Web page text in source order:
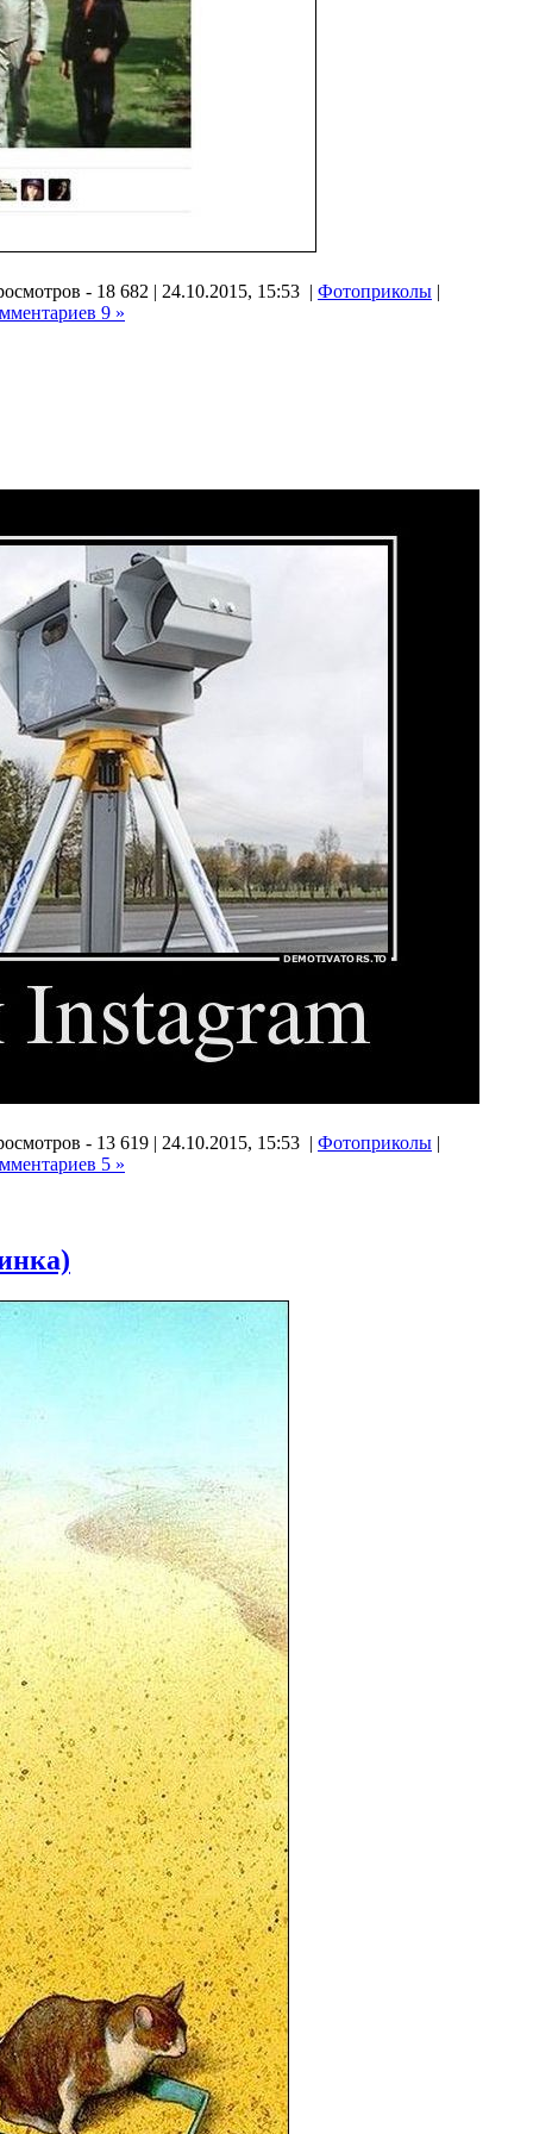
- 18 682 | 24.10.2015, 15:53 | Фотоприколы |
9 »
- 13 619 | 24.10.2015, 15:53 | Фотоприколы |
5 »